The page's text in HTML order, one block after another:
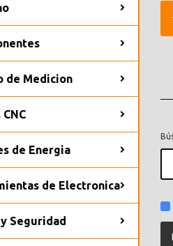
de Medicion
de Energia
de Electronica
Seguridad